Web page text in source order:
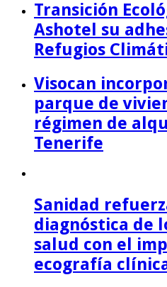
Transición
Ashotel su
Refugios
Visocan
parque de
régimen de
Tenerife
Sanidad
diagnóstica de
salud con el
ecografía